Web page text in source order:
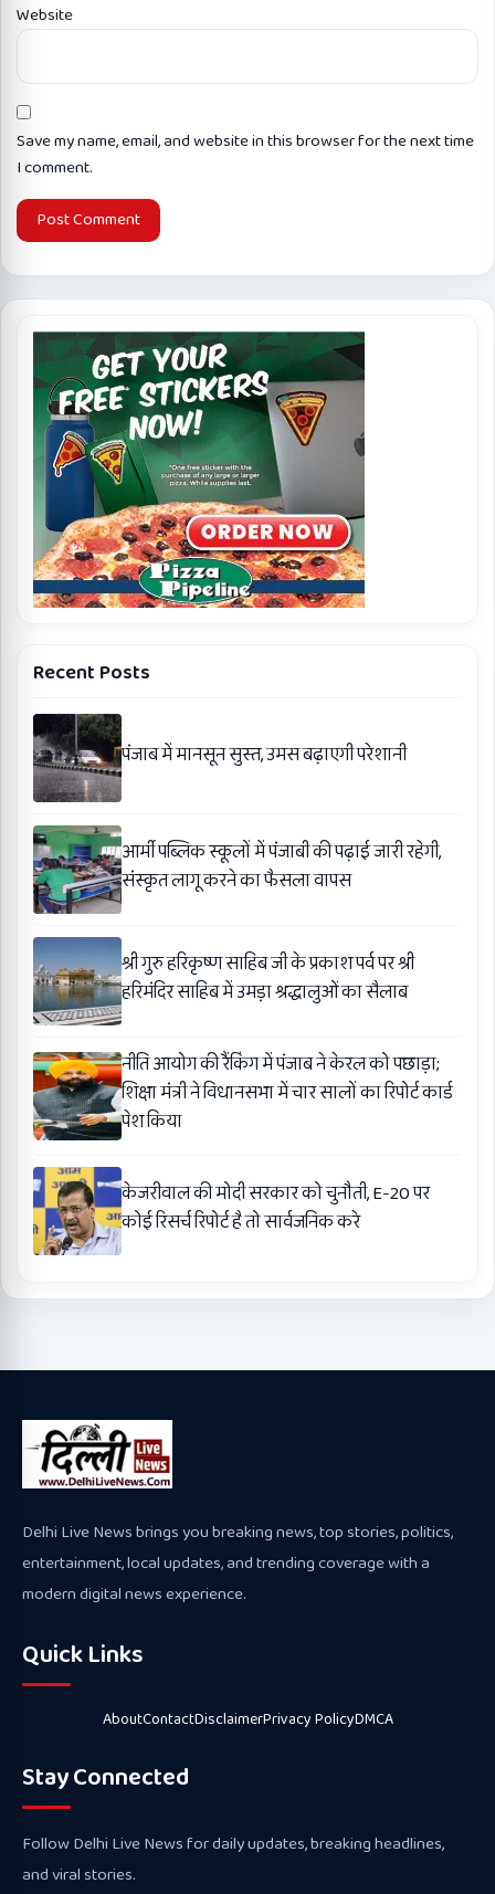
Website
Save my name, email, and website in this browser for the next time
I comment.
Recent Posts
पंजाब में मानसून सुस्त, उमस बढ़ाएगी परेशानी
आर्मी पब्लिक स्कूलों में पंजाबी की पढ़ाई जारी रहेगी,
संस्कृत लागू करने का फैसला वापस
श्री गुरु हरिकृष्ण साहिब जी के प्रकाश पर्व पर श्री
हरिमंदिर साहिब में उमड़ा श्रद्धालुओं का सैलाब
नीति आयोग की रैंकिंग में पंजाब ने केरल को पछाड़ा;
शिक्षा मंत्री ने विधानसभा में चार सालों का रिपोर्ट कार्ड
पेश किया
केजरीवाल की मोदी सरकार को चुनौती, E-20 पर
कोई रिसर्च रिपोर्ट है तो सार्वजनिक करे
Delhi Live News brings you breaking news, top stories, politics,
entertainment, local updates, and trending coverage with a
modern digital news experience.
Quick Links
AboutContactDisclaimerPrivacy PolicyDMCA
Stay Connected
Follow Delhi Live News for daily updates, breaking headlines,
and viral stories.